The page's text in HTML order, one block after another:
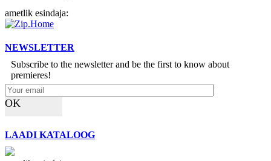
ametlik esindaja:
NEWSLETTER
Subscribe to the newsletter and be the first to know about
premieres!
OK
LAADI KATALOOG